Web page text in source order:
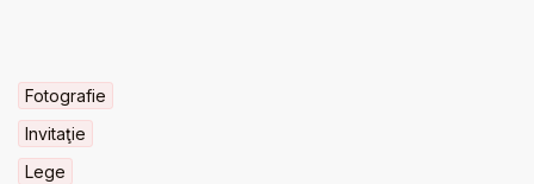
Fotografie
Invitaţie
Lege